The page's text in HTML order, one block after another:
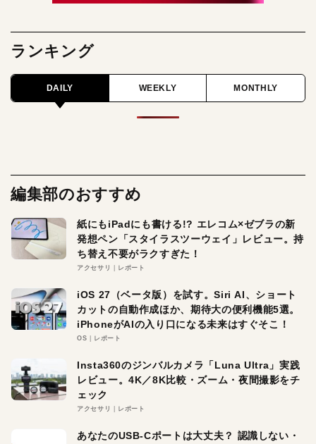
ランキング
DAILY WEEKLY MONTHLY
編集部のおすすめ
紙にもiPadにも書ける!? エレコム×ゼブラの新
発想ペン「スタイラスツーウェイ」レビュー。持
ち替え不要がラクすぎた！
アクセサリ レポート
iOS 27（ベータ版）を試す。Siri AI、ショート
カットの自動作成ほか、期待大の便利機能5選。
iPhoneがAIの入り口になる未来はすぐそこ！
OS レポート
Insta360のジンバルカメラ「Luna Ultra」実践
レビュー。4K／8K比較・ズーム・夜間撮影をチ
ェック
アクセサリ レポート
あなたのUSB-Cポートは大丈夫？ 認識しない・